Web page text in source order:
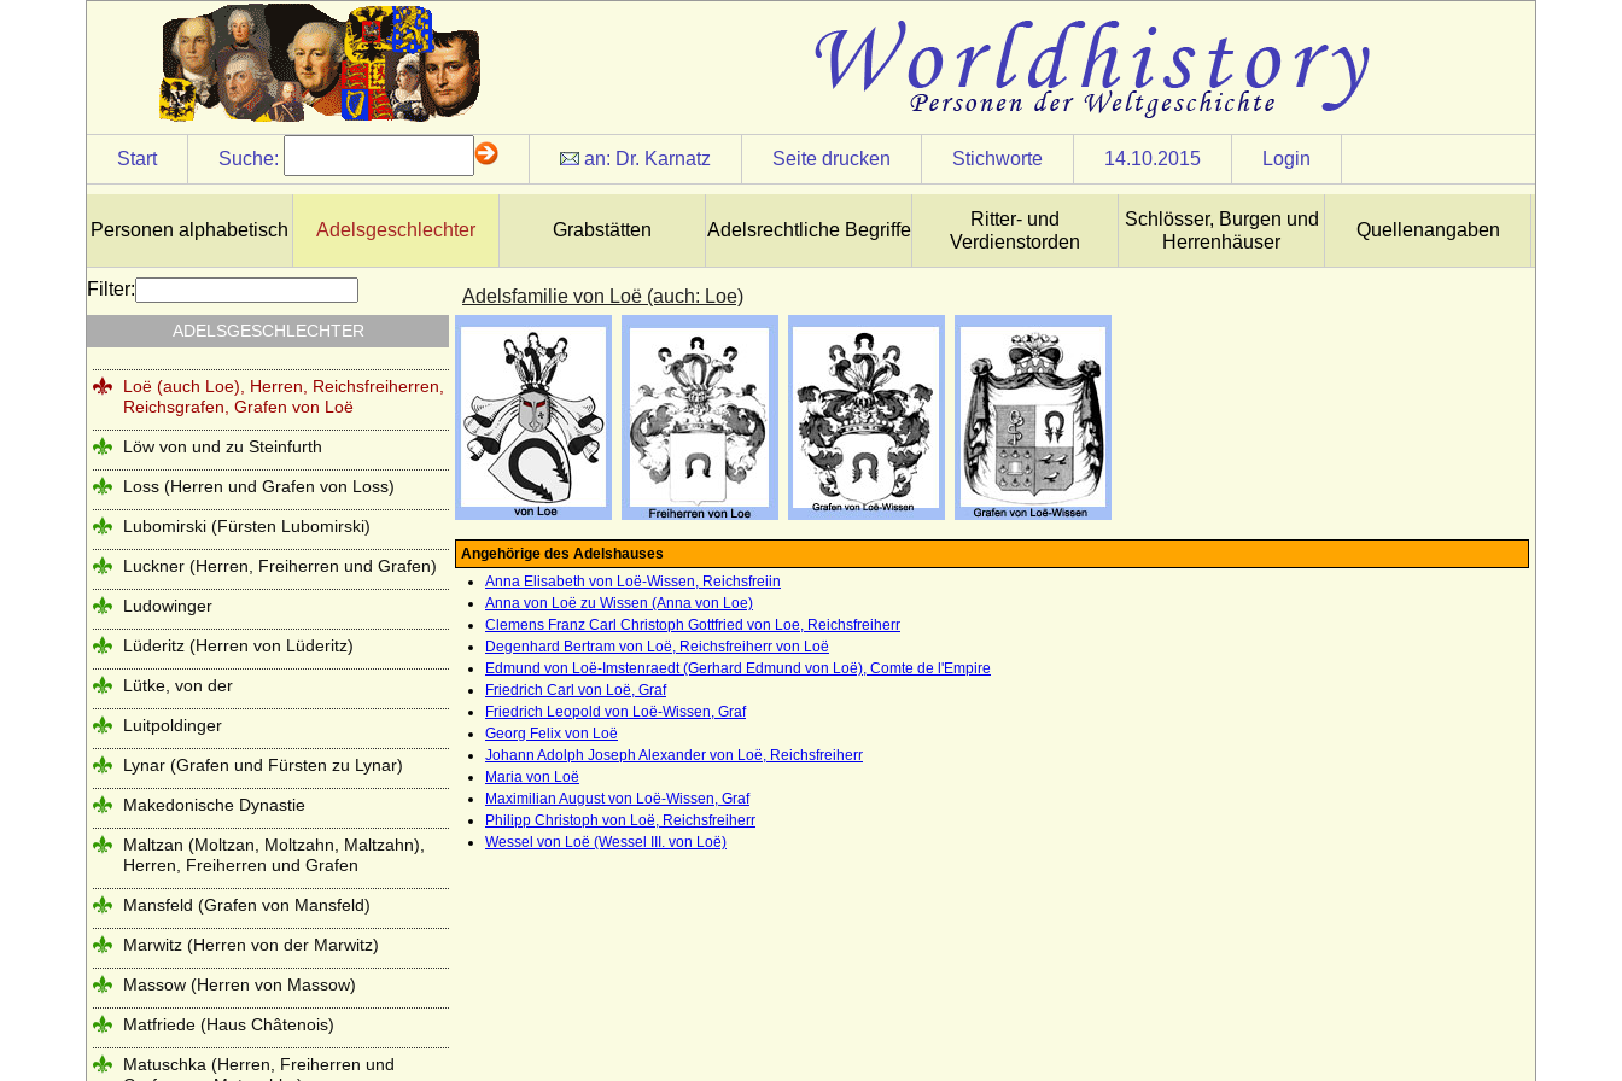
Start Suche: an: Dr. Karnatz Seite drucken Stichworte 14.10.2015 Login
Personen alphabetisch Adelsgeschlechter Grabstätten Adelsrechtliche Begriffe
Ritter- und
Verdienstorden
Schlösser, Burgen und
Herrenhäuser
Quellenangaben
Adelsfamilie von Loë (auch: Loe)
Angehörige des Adelshauses
Anna Elisabeth von Loë-Wissen, Reichsfreiin
Anna von Loë zu Wissen (Anna von Loe)
Clemens Franz Carl Christoph Gottfried von Loe, Reichsfreiherr
Degenhard Bertram von Loë, Reichsfreiherr von Loë
Edmund von Loë-Imstenraedt (Gerhard Edmund von Loë), Comte de l'Empire
Friedrich Carl von Loë, Graf
Friedrich Leopold von Loë-Wissen, Graf
Georg Felix von Loë
Johann Adolph Joseph Alexander von Loë, Reichsfreiherr
Maria von Loë
Maximilian August von Loë-Wissen, Graf
Philipp Christoph von Loë, Reichsfreiherr
Wessel von Loë (Wessel III. von Loë)
Filter:
ADELSGESCHLECHTER
Levetzow (Herren, Freiherren und Grafen
von Levetzow)
Leyen - Herren, Reichsfreiherren,
Reichsgrafen und Fürsten von der Leyen
von der Leyen
Linstow (Herren von Linstow)
Liudolfinger (Ottonen)
Lobkowicz (Herren, Freiherren und
Fürsten von Lobkowicz)
Loë (auch Loe), Herren, Reichsfreiherren,
Reichsgrafen, Grafen von Loë
Löw von und zu Steinfurth
Loss (Herren und Grafen von Loss)
Lubomirski (Fürsten Lubomirski)
Luckner (Herren, Freiherren und Grafen)
Ludowinger
Lüderitz (Herren von Lüderitz)
Lütke, von der
Luitpoldinger
Lynar (Grafen und Fürsten zu Lynar)
Makedonische Dynastie
Maltzan (Moltzan, Moltzahn, Maltzahn),
Herren, Freiherren und Grafen
Mansfeld (Grafen von Mansfeld)
Marwitz (Herren von der Marwitz)
Massow (Herren von Massow)
Matfriede (Haus Châtenois)
Matuschka (Herren, Freiherren und